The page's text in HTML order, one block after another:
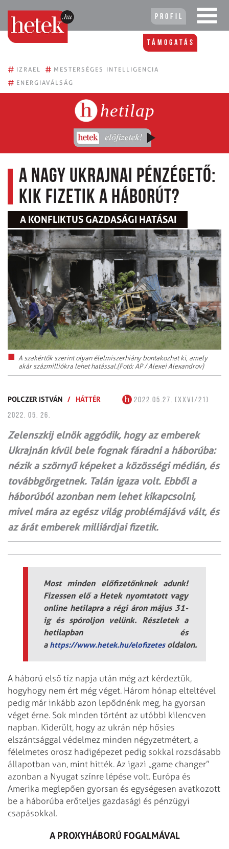
Profil
Támogatás
# IZRAEL # MESTERSÉGES INTELLIGENCIA
# ENERGIAVÁLSÁG
hetilap
A nagy ukrajnai pénzégető:
kik fizetik a háborút?
A KONFLIKTUS GAZDASÁGI HATÁSAI
A szakértők szerint olyan élelmiszerhiány bontakozhat ki, amely
akár százmilliókra lehet hatással.(Fotó: AP / Alexei Alexandrov)
POLCZER ISTVÁN / HÁTTÉR
2022.05.27. (XXVI/21)
2022. 05. 26.
Zelenszkij elnök aggódik, hogy az emberek
Ukrajnán kívül bele fognak fáradni a háborúba:
nézik a szörnyű képeket a közösségi médián, és
továbbgörgetnek. Talán igaza volt. Ebből a
háborúból azonban nem lehet kikapcsolni,
mivel mára az egész világ problémájává vált, és
az árát emberek milliárdjai fizetik.
Most minden előfizetőnknek adunk!
Fizessen elő a Hetek nyomtatott vagy
online hetilapra a régi áron május 31-
ig és spóroljon velünk. Részletek a
hetilapban és
a https://www.hetek.hu/elofizetesoldalon.
A háború első tíz napja után még azt kérdeztük,
hogyhogy nem ért még véget. Három hónap elteltével
pedig már inkább azon lepődnénk meg, ha gyorsan
véget érne. Sok minden történt az utóbbi kilencven
napban. Kiderült, hogy az ukrán nép hősies
elszántsággal védelmez minden négyzetmétert, a
félelmetes orosz hadigépezet pedig sokkal rozsdásabb
állapotban van, mint hitték. Az igazi „game changer”
azonban a Nyugat színre lépése volt. Európa és
Amerika meglepően gyorsan és egységesen avatkozott
be a háborúba erőteljes gazdasági és pénzügyi
csapásokkal.
A PROXYHÁBORÚ FOGALMÁVAL